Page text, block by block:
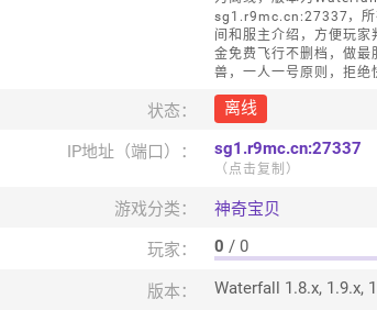
sg1.r9mc.cn:27337，所
间和服主介绍，方便玩
金免费飞行不删档，做最
兽，一人一号原则，拒绝
状态： 离线
IP地址（端口）： sg1.r9mc.cn:27337
（点击复制）
游戏分类： 神奇宝贝
玩家： 0 / 0
版本： Waterfall 1.8.x, 1.9.x,